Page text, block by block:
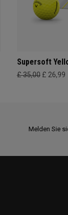
Supersoft
£ 35,00 £ 26,99
Melden Sie